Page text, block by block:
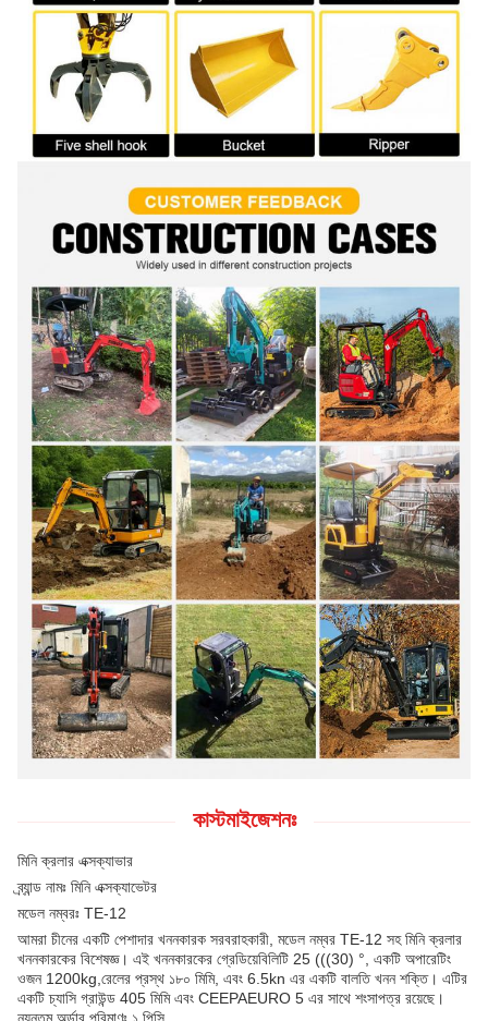
কাস্টমাইজেশনঃ
মিনি ক্রলার এক্সক্যাভার
ব্র্যান্ড নামঃ মিনি এক্সক্যাভেটর
মডেল নম্বরঃ TE-12
আমরা চীনের একটি পেশাদার খননকারক সরবরাহকারী, মডেল নম্বর TE-12 সহ মিনি ক্রলার
খননকারকের বিশেষজ্ঞ। এই খননকারকের গ্রেডিয়েবিলিটি 25 (((30) °, একটি অপারেটিং
ওজন 1200kg,রেলের প্রস্থ ১৮০ মিমি, এবং 6.5kn এর একটি বালতি খনন শক্তি। এটির
একটি চ্যাসি গ্রাউন্ড 405 মিমি এবং CEEPAEURO 5 এর সাথে শংসাপত্র রয়েছে।
ন্যূনতম অর্ডার পরিমাণঃ ১ পিসি